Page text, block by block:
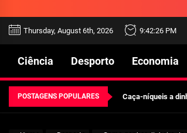
Thursday, August 6th, 2026 9:42:27 PM
Ciência Desporto Economia
POSTAGENS POPULARES
Beetlejuice e
Caça-níqueis a